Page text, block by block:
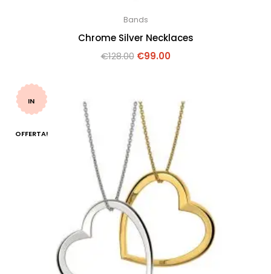
Bands
Chrome Silver Necklaces
€128.00 €99.00
IN
OFFERTA!